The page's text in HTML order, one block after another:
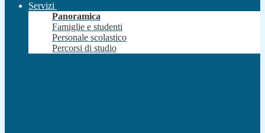
Servizi
Panoramica
Famiglie e studenti
Personale scolastico
Percorsi di studio